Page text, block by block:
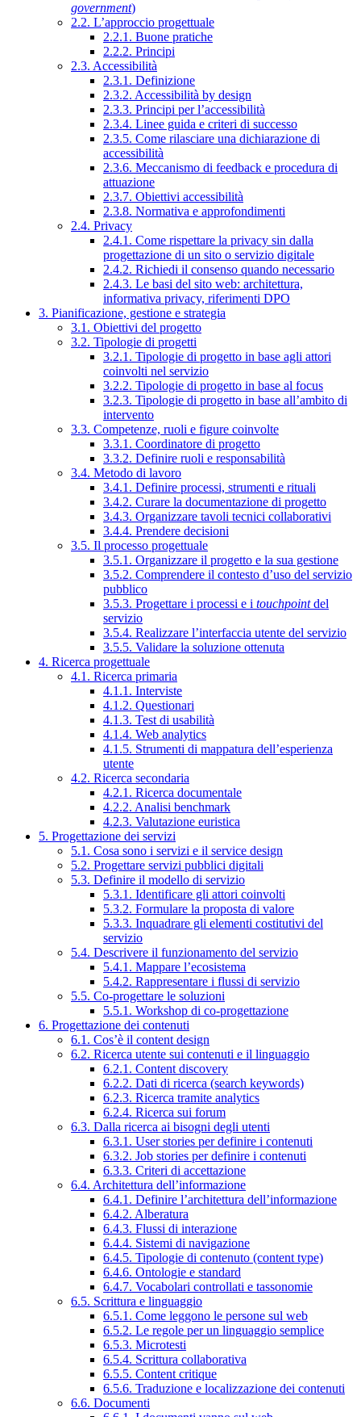
government)
2.2. L’approccio progettuale
2.2.1. Buone pratiche
2.2.2. Principi
2.3. Accessibilità
2.3.1. Definizione
2.3.2. Accessibilità by design
2.3.3. Principi per l’accessibilità
2.3.4. Linee guida e criteri di successo
2.3.5. Come rilasciare una dichiarazione di
accessibilità
2.3.6. Meccanismo di feedback e procedura di
attuazione
2.3.7. Obiettivi accessibilità
2.3.8. Normativa e approfondimenti
2.4. Privacy
2.4.1. Come rispettare la privacy sin dalla
progettazione di un sito o servizio digitale
2.4.2. Richiedi il consenso quando necessario
2.4.3. Le basi del sito web: architettura,
informativa privacy, riferimenti DPO
3. Pianificazione, gestione e strategia
3.1. Obiettivi del progetto
3.2. Tipologie di progetti
3.2.1. Tipologie di progetto in base agli attori
coinvolti nel servizio
3.2.2. Tipologie di progetto in base al focus
3.2.3. Tipologie di progetto in base all’ambito di
intervento
3.3. Competenze, ruoli e figure coinvolte
3.3.1. Coordinatore di progetto
3.3.2. Definire ruoli e responsabilità
3.4. Metodo di lavoro
3.4.1. Definire processi, strumenti e rituali
3.4.2. Curare la documentazione di progetto
3.4.3. Organizzare tavoli tecnici collaborativi
3.4.4. Prendere decisioni
3.5. Il processo progettuale
3.5.1. Organizzare il progetto e la sua gestione
3.5.2. Comprendere il contesto d’uso del servizio
pubblico
3.5.3. Progettare i processi e i touchpointdel
servizio
3.5.4. Realizzare l’interfaccia utente del servizio
3.5.5. Validare la soluzione ottenuta
4. Ricerca progettuale
4.1. Ricerca primaria
4.1.1. Interviste
4.1.2. Questionari
4.1.3. Test di usabilità
4.1.4. Web analytics
4.1.5. Strumenti di mappatura dell’esperienza
utente
4.2. Ricerca secondaria
4.2.1. Ricerca documentale
4.2.2. Analisi benchmark
4.2.3. Valutazione euristica
5. Progettazione dei servizi
5.1. Cosa sono i servizi e il service design
5.2. Progettare servizi pubblici digitali
5.3. Definire il modello di servizio
5.3.1. Identificare gli attori coinvolti
5.3.2. Formulare la proposta di valore
5.3.3. Inquadrare gli elementi costitutivi del
servizio
5.4. Descrivere il funzionamento del servizio
5.4.1. Mappare l’ecosistema
5.4.2. Rappresentare i flussi di servizio
5.5. Co-progettare le soluzioni
5.5.1. Workshop di co-progettazione
6. Progettazione dei contenuti
6.1. Cos’è il content design
6.2. Ricerca utente sui contenuti e il linguaggio
6.2.1. Content discovery
6.2.2. Dati di ricerca (search keywords)
6.2.3. Ricerca tramite analytics
6.2.4. Ricerca sui forum
6.3. Dalla ricerca ai bisogni degli utenti
6.3.1. User stories per definire i contenuti
6.3.2. Job stories per definire i contenuti
6.3.3. Criteri di accettazione
6.4. Architettura dell’informazione
6.4.1. Definire l’architettura dell’informazione
6.4.2. Alberatura
6.4.3. Flussi di interazione
6.4.4. Sistemi di navigazione
6.4.5. Tipologie di contenuto (content type)
6.4.6. Ontologie e standard
6.4.7. Vocabolari controllati e tassonomie
6.5. Scrittura e linguaggio
6.5.1. Come leggono le persone sul web
6.5.2. Le regole per un linguaggio semplice
6.5.3. Microtesti
6.5.4. Scrittura collaborativa
6.5.5. Content critique
6.5.6. Traduzione e localizzazione dei contenuti
6.6. Documenti